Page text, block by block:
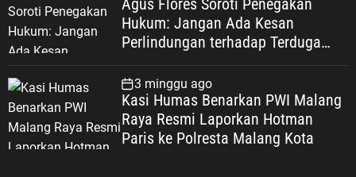
Agus Flores Soroti Penegakan
Hukum: Jangan Ada Kesan
Perlindungan terhadap Terduga
Dipertaruhkan
3 minggu ago
Kasi Humas Benarkan PWI Malang
Raya Resmi Laporkan Hotman
Paris ke Polresta Malang Kota